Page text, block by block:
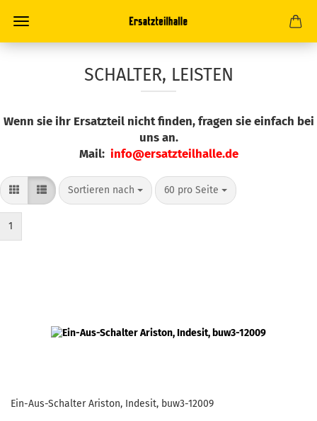
SCHALTER, LEISTEN
Wenn sie ihr Ersatzteil nicht finden, fragen sie einfach bei
uns an.
Mail: info@ersatzteilhalle.de
Sortieren nach
Sortieren nach 60 pro Seite
pro Seite
1
Ein-Aus-Schalter Ariston, Indesit, buw3-12009